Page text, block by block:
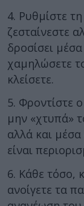
4. Ρυθμίστε
ζεσταίνεστε
δροσίσει
χαμηλώσετε
κλείσετε.
5. Φροντίστε
μην «χτυπά»
αλλά και
είναι
6. Κάθε τόσο,
ανοίγετε τα